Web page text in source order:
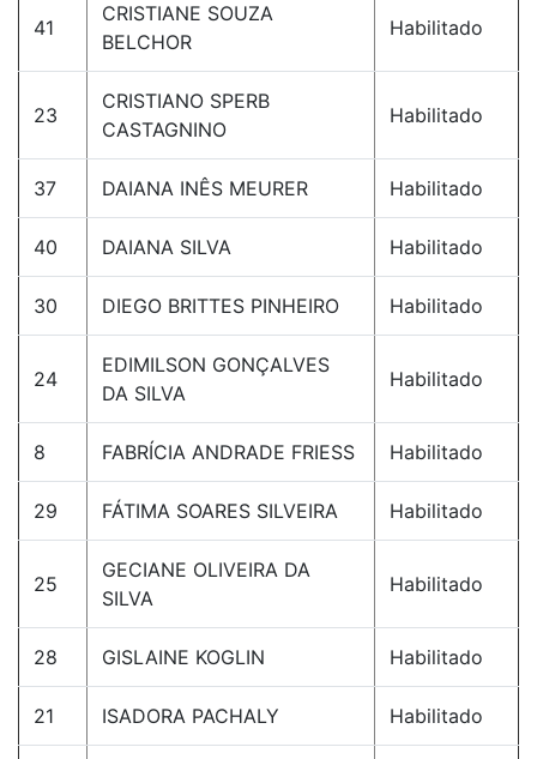
41
CRISTIANE SOUZA
BELCHOR
Habilitado
23
CRISTIANO SPERB
CASTAGNINO
Habilitado
37 DAIANA INÊS MEURER Habilitado
40 DAIANA SILVA Habilitado
30 DIEGO BRITTES PINHEIRO Habilitado
24
EDIMILSON GONÇALVES
DA SILVA
Habilitado
8 FABRÍCIA ANDRADE FRIESS Habilitado
29 FÁTIMA SOARES SILVEIRA Habilitado
25
GECIANE OLIVEIRA DA
SILVA
Habilitado
28 GISLAINE KOGLIN Habilitado
21 ISADORA PACHALY Habilitado